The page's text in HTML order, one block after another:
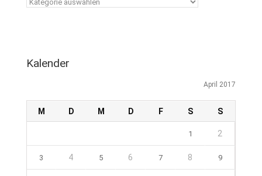
Kalender
April 2017
M D M D F S S
1 2
3 4 5 6 7 8 9